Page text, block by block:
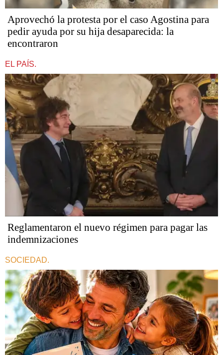
Aprovechó la protesta por el caso Agostina para
pedir ayuda por su hija desaparecida: la
encontraron
EL PAÍS.
Reglamentaron el nuevo régimen para pagar las
indemnizaciones
SOCIEDAD.